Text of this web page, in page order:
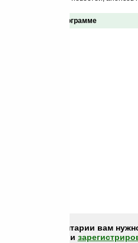
Отзывы о программе
писать комментарии вам
или